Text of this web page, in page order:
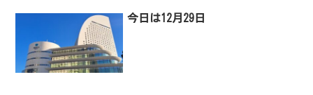
今日は12月29日